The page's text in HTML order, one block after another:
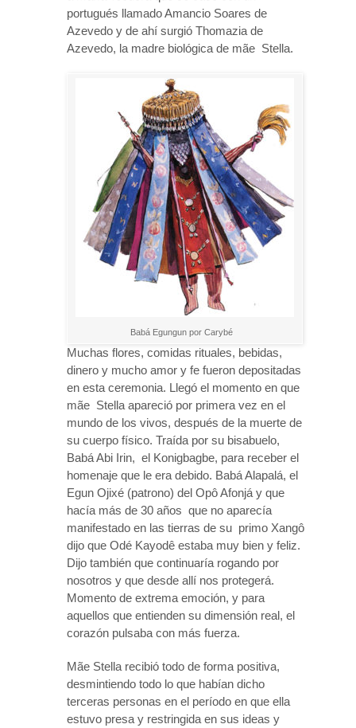
portugués llamado Amancio Soares de
Azevedo y de ahí surgió Thomazia de
Azevedo, la madre biológica de mãe Stella.
Babá Egungun por Carybé
Muchas flores, comidas rituales, bebidas,
dinero y mucho amor y fe fueron depositadas
en esta ceremonia. Llegó el momento en que
mãe Stella apareció por primera vez en el
mundo de los vivos, después de la muerte de
su cuerpo físico. Traída por su bisabuelo,
Babá Abi Irin, el Konigbagbe, para receber el
homenaje que le era debido. Babá Alapalá, el
Egun Ojixé (patrono) del Opô Afonjá y que
hacía más de 30 años que no aparecía
manifestado en las tierras de su primo Xangô
dijo que Odé Kayodê estaba muy bien y feliz.
Dijo también que continuaría rogando por
nosotros y que desde allí nos protegerá.
Momento de extrema emoción, y para
aquellos que entienden su dimensión real, el
corazón pulsaba con más fuerza.
Mãe Stella recibió todo de forma positiva,
desmintiendo todo lo que habían dicho
terceras personas en el período en que ella
estuvo presa y restringida en sus ideas y